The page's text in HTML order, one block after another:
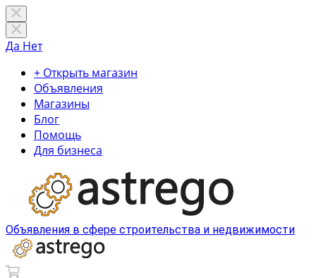
Да Нет
+ Открыть магазин
Объявления
Магазины
Блог
Помощь
Для бизнеса
Объявления в сфере строительства и недвижимости